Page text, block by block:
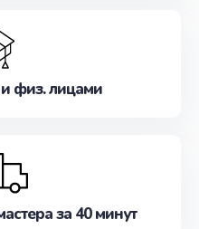
физ. лицами
за 40 минут